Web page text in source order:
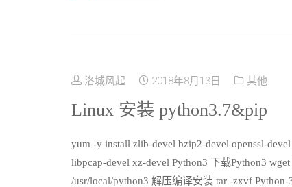
洛城风起 2018年8月13日 其他
Linux 安装 python3.7&pip
yum -y install zlib-devel bzip2-devel openssl-
libpcap-devel xz-devel Python3 下载Python3
/usr/local/python3 解压编译安装 tar -zxvf